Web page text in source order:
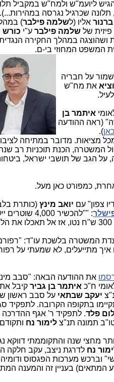
ולמח"ש במקביל תלונה
שכרגיל נגרסה במהירות...).
אליו (ל שלמה פילבר ) במהלך
שלמה פילבר ע"יכורש
במהלך החקירה הנגדית
המחוזי בי-ם.
חבריה
מח"ש
בן
ההודעה
מדובר במתיחה לציבור,
הכנת תוכניות רב שנתיות,
של תושבי ישראל, ביטחונם,
כאן מעל.
עםיואב מינץ(כותרת בלבד),
: ""להכשיר 4,000 שוטרים ייקח עד
תוספת השכר תהיה עד 300 ש"ח נטו, אז אל תאכלו את הלוקשים
בלשכת עו"ד: "רפורמה זה
לא שמעתי על רפורמה
ההודעה הבאה: "סבב מינויים
איתמר בן גבירקיבל את
שבתאיעל סבב ראשון של
הקרובה. לתפקיד סגן
. לתפקיד ר' אגף ההדרכה ימונה
תנ"צלימור נחותקודם
שנה והתקוממתי דווקא נגד
לדרגת ניצב, עקב חלקה המרכזי
מערכות הפגסוס ודומיהן,
בעניין זה והמענה המתחמק